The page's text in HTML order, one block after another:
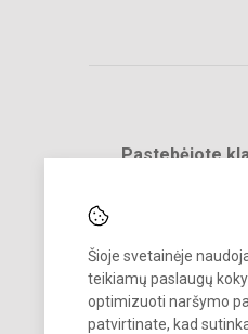
Šioje svetainėje
teikiamų paslaugų
optimizuoti naršymo
patvirtinate, kad
Pastebėjote